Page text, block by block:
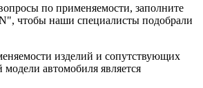
по применяемости, заполните
чтобы наши специалисты подобрали
изделий и сопутствующих
модели автомобиля является